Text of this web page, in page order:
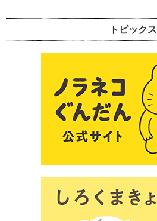
トピックス